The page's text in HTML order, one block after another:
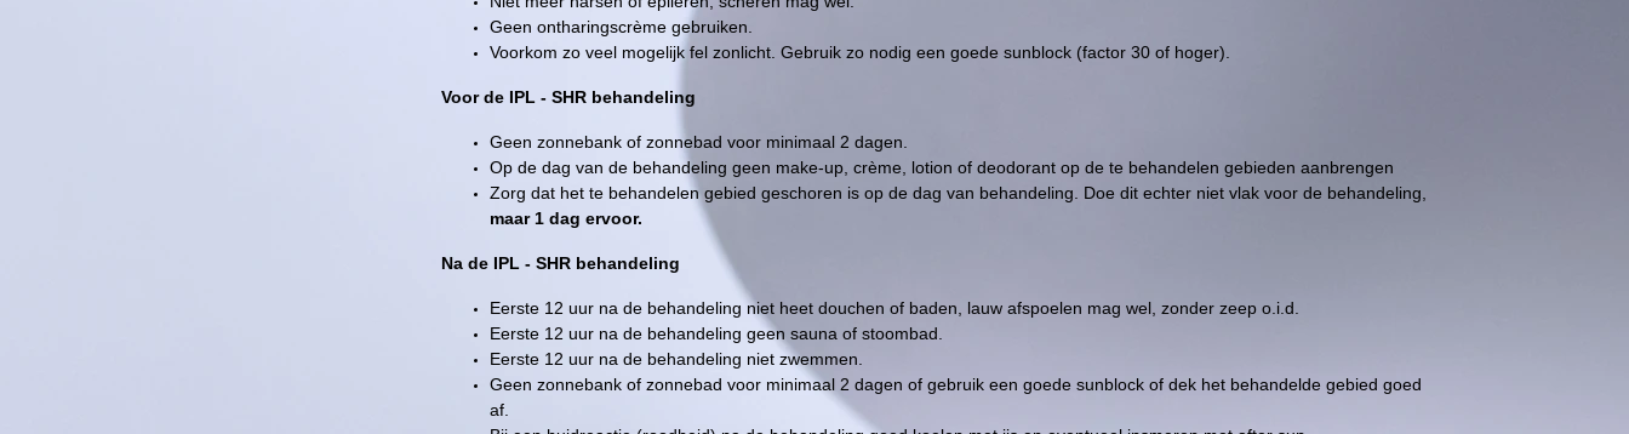
Geen ontharingscrème gebruiken.
Voorkom zo veel mogelijk fel zonlicht. Gebruik zo nodig een goede sunblock (factor 30 of hoger).
Voor de IPL - SHR behandeling
Geen zonnebank of zonnebad voor minimaal 2 dagen.
Op de dag van de behandeling geen make-up, crème, lotion of deodorant op de te behandelen gebieden aanbrengen
Zorg dat het te behandelen gebied geschoren is op de dag van behandeling. Doe dit echter niet vlak voor de behandeling,
maar 1 dag ervoor.
Na de IPL - SHR behandeling
Eerste 12 uur na de behandeling niet heet douchen of baden, lauw afspoelen mag wel, zonder zeep o.i.d.
Eerste 12 uur na de behandeling geen sauna of stoombad.
Eerste 12 uur na de behandeling niet zwemmen.
Geen zonnebank of zonnebad voor minimaal 2 dagen of gebruik een goede sunblock of dek het behandelde gebied goed
af.